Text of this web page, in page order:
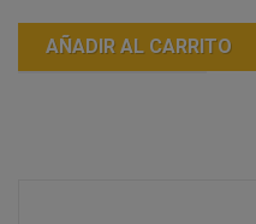
AÑADIR AL CARRITO